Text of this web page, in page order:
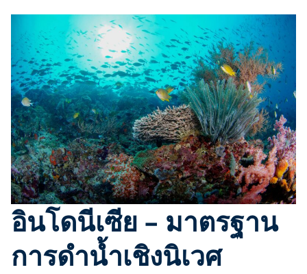
อินโดนีเซีย – มาตรฐาน
การดำน้ำเชิงนิเวศ